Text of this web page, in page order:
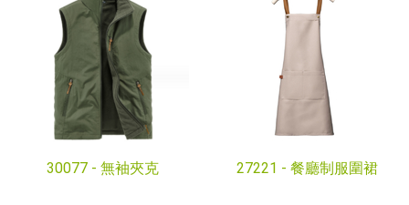
30077 - 無袖夾克 27221 - 餐廳制服圍裙